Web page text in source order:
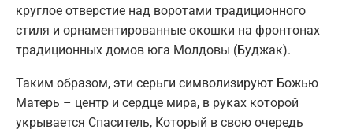
круглое отверстие над воротами традиционного
стиля и орнаментированные окошки на фронтонах
традиционных домов юга Молдовы (Буджак).
Таким образом, эти серьги символизируют Божью
Матерь – центр и сердце мира, в руках которой
укрывается Спаситель, Который в свою очередь